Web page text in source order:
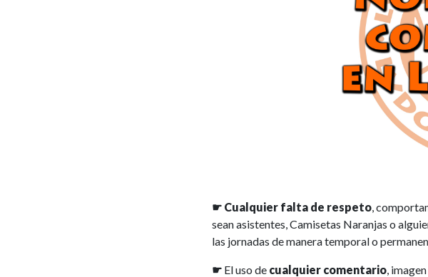
☛ Cualquier falta de respeto,
sean asistentes, Camisetas Naranjas o
las jornadas de manera temporal o
☛ El uso de cualquier comentario, imagen